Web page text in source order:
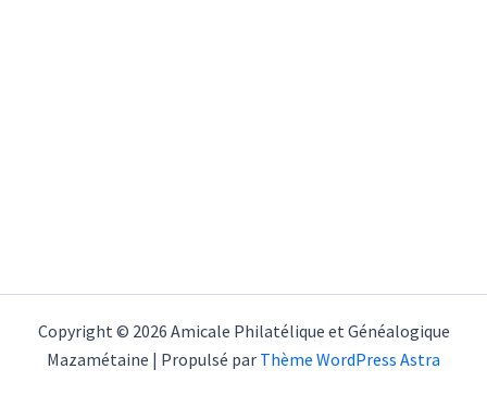
Copyright © 2026 Amicale Philatélique et Généalogique
Mazamétaine | Propulsé par Thème WordPress Astra